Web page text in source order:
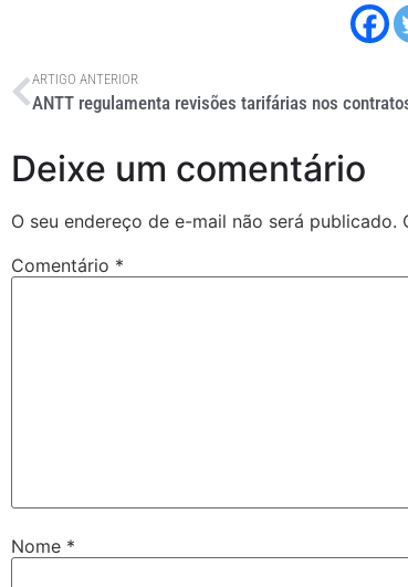
ARTIGO ANTERIOR
Deixe um comentário
O seu endereço de e-mail não será publicado.
Comentário *
Nome *